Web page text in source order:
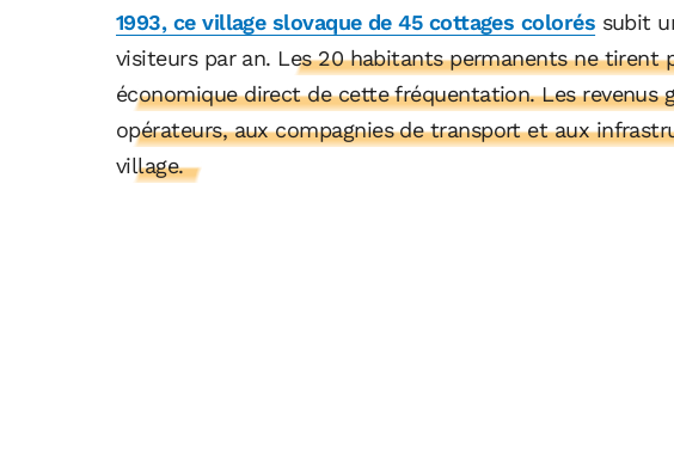
1993, ce village slovaque de 45 cottages colorés subit
visiteurs par an. Les 20 habitants permanents ne tirent
économique direct de cette fréquentation. Les revenus
opérateurs, aux compagnies de transport et aux
village.